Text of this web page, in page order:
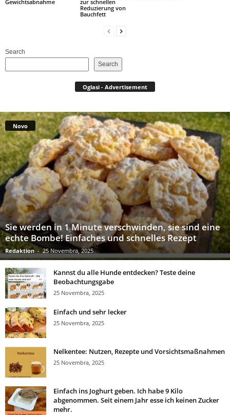
Gewichtsabnahme
zur schnellen
Reduzierung von
Bauchfett
Search
Search
Oglasi - Advertisement
Novo
Sie werden in 1 Minute verschwinden, sie sind eine
echte Bombe! Einfaches und schnelles Rezept
Redaktion - 25 Novembra, 2025
Kannst du alle Hunde entdecken? Teste deine
Beobachtungsgabe
25 Novembra, 2025
Einfach und sehr lecker
25 Novembra, 2025
Nelkentee: Nutzen, Rezepte und Vorsichtsmaßnahmen
25 Novembra, 2025
Einfach ins Joghurt geben. Ich habe 9 Kilo
abgenommen. Seit einem Jahr esse ich keinen Zucker
mehr.